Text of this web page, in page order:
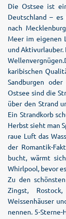
Die Ostsee ist
Deutschland –
nach
Meer im eigenen
und Aktivurlauber.
karibischen
Sandburgen
Ostsee sind die
über den Strand
Ein Strandkorb
Herbst sieht man
raue Luft das
der Romantik-
bucht, wärmt
Whirlpool, bevor
Zu den
Zingst,
Weissenhäuser
nennen. 5-Sterne-